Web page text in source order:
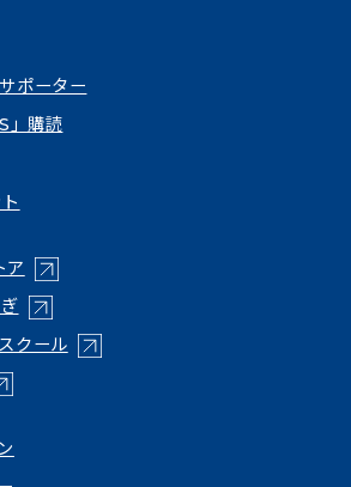
ポーター
」購読
ア （新しいタブで開く）
（新しいタブで開く）
クール（新しいタブで開く）
しいタブで開く）